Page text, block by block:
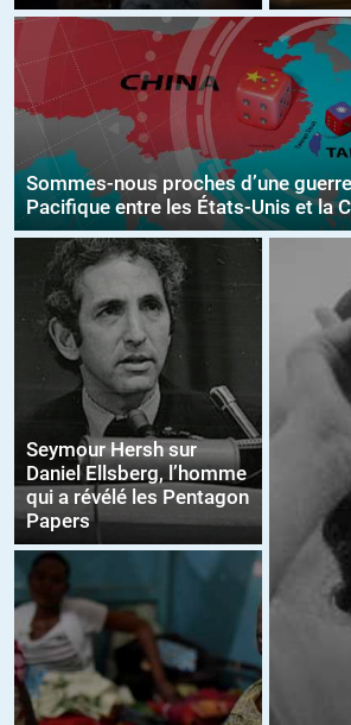
Sommes-nous proches d’une
Pacifique entre les États-Unis et la
Seymour Hersh sur
Daniel Ellsberg, l’homme
qui a révélé les Pentagon
Papers